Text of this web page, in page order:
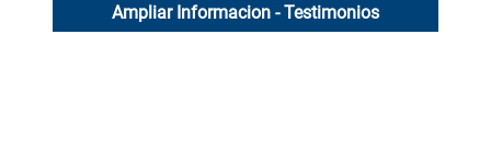
Ampliar Informacion - Testimonios